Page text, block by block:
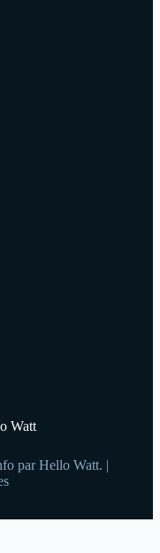
Watt
par Hello Watt. |